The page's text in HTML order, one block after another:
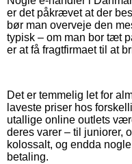
er det påkrævet at der
bør man overveje den
typisk – om man bor tæt
er at få fragtfirmaet til at
Det er temmelig let for
laveste priser hos
utallige online outlets
deres varer – til juniorer,
kolossalt, og endda
betaling.